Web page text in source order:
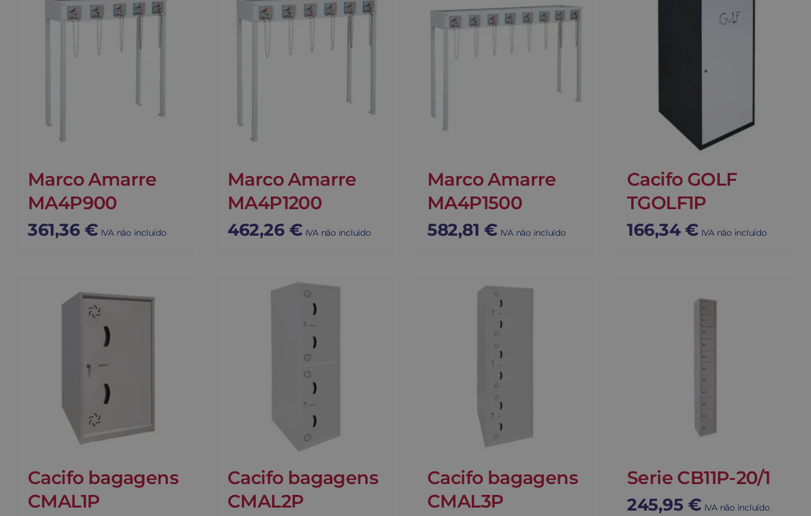
Marco Amarre
MA4P900
361,36 € IVA não incluído
Marco Amarre
MA4P1200
462,26 € IVA não incluído
Marco Amarre
MA4P1500
582,81 € IVA não incluído
Cacifo GOLF
TGOLF1P
166,34 € IVA não incluído
Cacifo bagagens
CMAL1P
Cacifo bagagens
CMAL2P
Cacifo bagagens
CMAL3P
Serie CB11P-20/1
245,95 € IVA não incluído